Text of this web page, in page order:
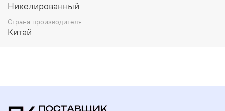
Никелированный
Страна производителя
Китай